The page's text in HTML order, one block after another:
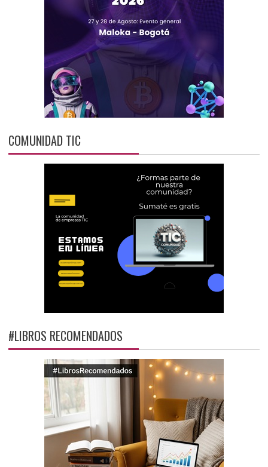
COMUNIDAD TIC
#LIBROS RECOMENDADOS